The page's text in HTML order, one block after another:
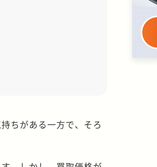
ちがある一方で、そろ